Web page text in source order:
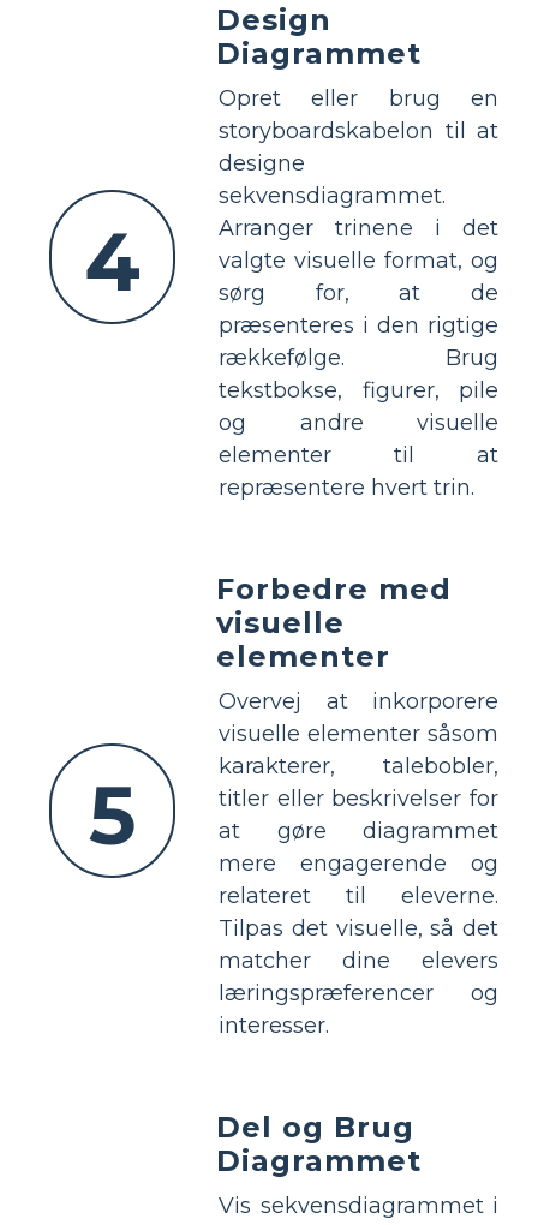
4
Design
Diagrammet
Opret eller brug en
storyboardskabelon til at
designe
sekvensdiagrammet.
Arranger trinene i det
valgte visuelle format, og
sørg for, at de
præsenteres i den rigtige
rækkefølge. Brug
tekstbokse, figurer, pile
og andre visuelle
elementer til at
repræsentere hvert trin.
5
Forbedre med
visuelle
elementer
Overvej at inkorporere
visuelle elementer såsom
karakterer, talebobler,
titler eller beskrivelser for
at gøre diagrammet
mere engagerende og
relateret til eleverne.
Tilpas det visuelle, så det
matcher dine elevers
læringspræferencer og
interesser.
Del og Brug
Diagrammet
Vis sekvensdiagrammet i